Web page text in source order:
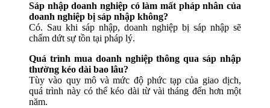
Sáp nhập doanh nghiệp có làm mất pháp nhân của
doanh nghiệp bị sáp nhập không?
Có. Sau khi sáp nhập, doanh nghiệp bị sáp nhập sẽ
chấm dứt sự tồn tại pháp lý.
Quá trình mua doanh nghiệp thông qua sáp nhập
thường kéo dài bao lâu?
Tùy vào quy mô và mức độ phức tạp của giao dịch,
quá trình này có thể kéo dài từ vài tháng đến hơn một
năm.